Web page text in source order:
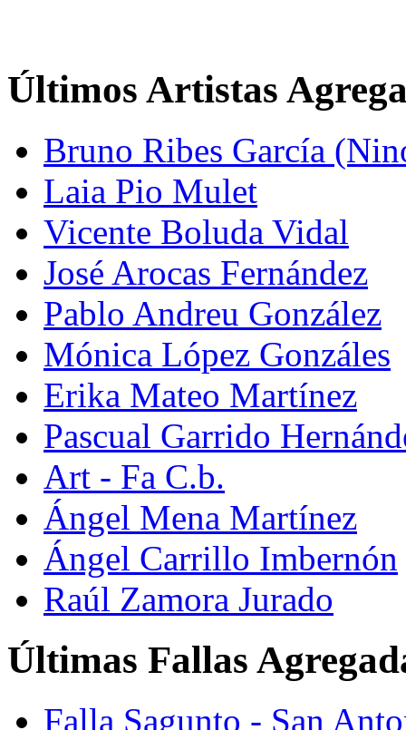
Últimos Artistas
Bruno Ribes García
Laia Pio Mulet
Vicente Boluda Vidal
José Arocas Fernández
Pablo Andreu González
Mónica López Gonzáles
Erika Mateo Martínez
Pascual Garrido
Art - Fa C.b.
Ángel Mena Martínez
Ángel Carrillo Imbernón
Raúl Zamora Jurado
Últimas Fallas
Falla Sagunto - San